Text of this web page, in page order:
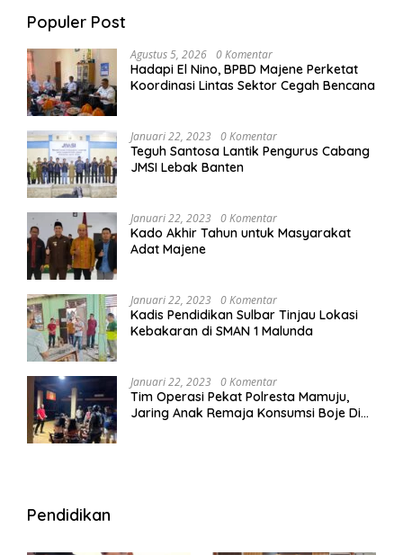
Populer Post
Agustus 5, 2026 0 Komentar
Hadapi El Nino, BPBD Majene Perketat
Koordinasi Lintas Sektor Cegah Bencana
Januari 22, 2023 0 Komentar
Teguh Santosa Lantik Pengurus Cabang
JMSI Lebak Banten
Januari 22, 2023 0 Komentar
Kado Akhir Tahun untuk Masyarakat
Adat Majene
Januari 22, 2023 0 Komentar
Kadis Pendidikan Sulbar Tinjau Lokasi
Kebakaran di SMAN 1 Malunda
Januari 22, 2023 0 Komentar
Tim Operasi Pekat Polresta Mamuju,
Jaring Anak Remaja Konsumsi Boje Di
Pendidikan